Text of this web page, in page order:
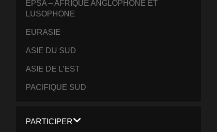
EPSA – AFRIQUE ANGLOPHONE ET
LUSOPHONE
EURASIE
ASIE DU SUD
ASIE DE L’EST
PACIFIQUE SUD
PARTICIPER